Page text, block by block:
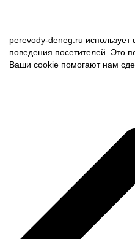
perevody-deneg.ru
поведения посетителей. Это
Ваши cookie помогают нам